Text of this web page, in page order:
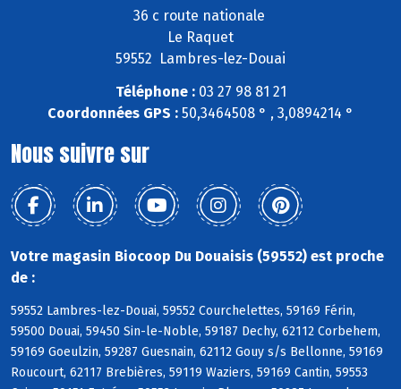
36 c route nationale
Le Raquet
59552 Lambres-lez-Douai
Téléphone :03 27 98 81 21
Coordonnées GPS : 50,3464508 ° , 3,0894214 °
Nous suivre sur
Votre magasin Biocoop Du Douaisis (59552) est proche
de :
59552 Lambres-lez-Douai, 59552 Courchelettes, 59169 Férin,
59500 Douai, 59450 Sin-le-Noble, 59187 Dechy, 62112 Corbehem,
59169 Goeulzin, 59287 Guesnain, 62112 Gouy s/s Bellonne, 59169
Roucourt, 62117 Brebières, 59119 Waziers, 59169 Cantin, 59553